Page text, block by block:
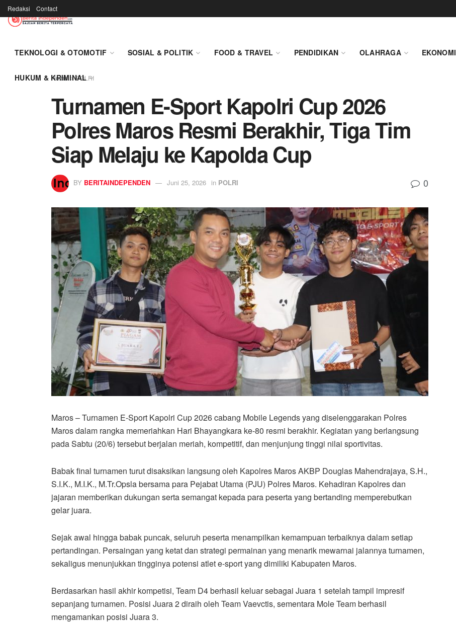
Redaksi Contact
TEKNOLOGI & OTOMOTIF SOSIAL & POLITIK FOOD & TRAVEL PENDIDIKAN OLAHRAGA EKONOMI
HUKUM & KRIMINAL
Home POLRI
Turnamen E-Sport Kapolri Cup 2026
Polres Maros Resmi Berakhir, Tiga Tim
Siap Melaju ke Kapolda Cup
BY BERITAINDEPENDEN Juni 25, 2026 in POLRI 0
Maros – Turnamen E-Sport Kapolri Cup 2026 cabang Mobile Legends yang diselenggarakan Polres
Maros dalam rangka memeriahkan Hari Bhayangkara ke-80 resmi berakhir. Kegiatan yang berlangsung
pada Sabtu (20/6) tersebut berjalan meriah, kompetitif, dan menjunjung tinggi nilai sportivitas.
Babak final turnamen turut disaksikan langsung oleh Kapolres Maros AKBP Douglas Mahendrajaya, S.H.,
S.I.K., M.I.K., M.Tr.Opsla bersama para Pejabat Utama (PJU) Polres Maros. Kehadiran Kapolres dan
jajaran memberikan dukungan serta semangat kepada para peserta yang bertanding memperebutkan
gelar juara.
Sejak awal hingga babak puncak, seluruh peserta menampilkan kemampuan terbaiknya dalam setiap
pertandingan. Persaingan yang ketat dan strategi permainan yang menarik mewarnai jalannya turnamen,
sekaligus menunjukkan tingginya potensi atlet e-sport yang dimiliki Kabupaten Maros.
Berdasarkan hasil akhir kompetisi, Team D4 berhasil keluar sebagai Juara 1 setelah tampil impresif
sepanjang turnamen. Posisi Juara 2 diraih oleh Team Vaevctis, sementara Mole Team berhasil
mengamankan posisi Juara 3.